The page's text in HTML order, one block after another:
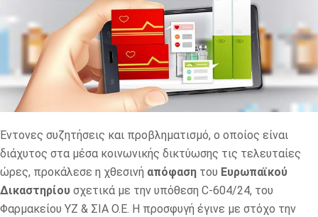
Έντονες συζητήσεις και προβληματισμό, ο οποίος είναι
διάχυτος στα μέσα κοινωνικής δικτύωσης τις τελευταίες
ώρες, προκάλεσε η χθεσινή απόφαση του Ευρωπαϊκού
Δικαστηρίου σχετικά με την υπόθεση C-604/24, του
Φαρμακείου YZ & ΣΙΑ O.E. Η προσφυγή έγινε με στόχο την